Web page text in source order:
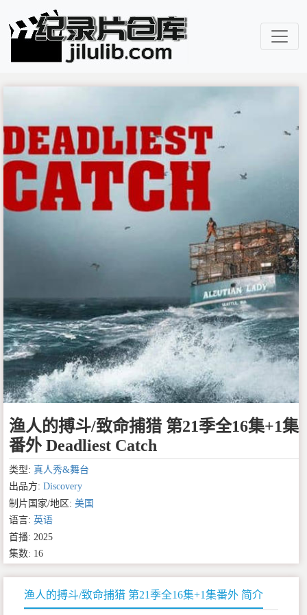
渔人的搏斗/致命捕猎 第21季全16集+1集
番外 Deadliest Catch
类型: 真人秀&舞台
出品方: Discovery
制片国家/地区: 美国
语言: 英语
首播: 2025
集数: 16
渔人的搏斗/致命捕猎 第21季全16集+1集番外 简介